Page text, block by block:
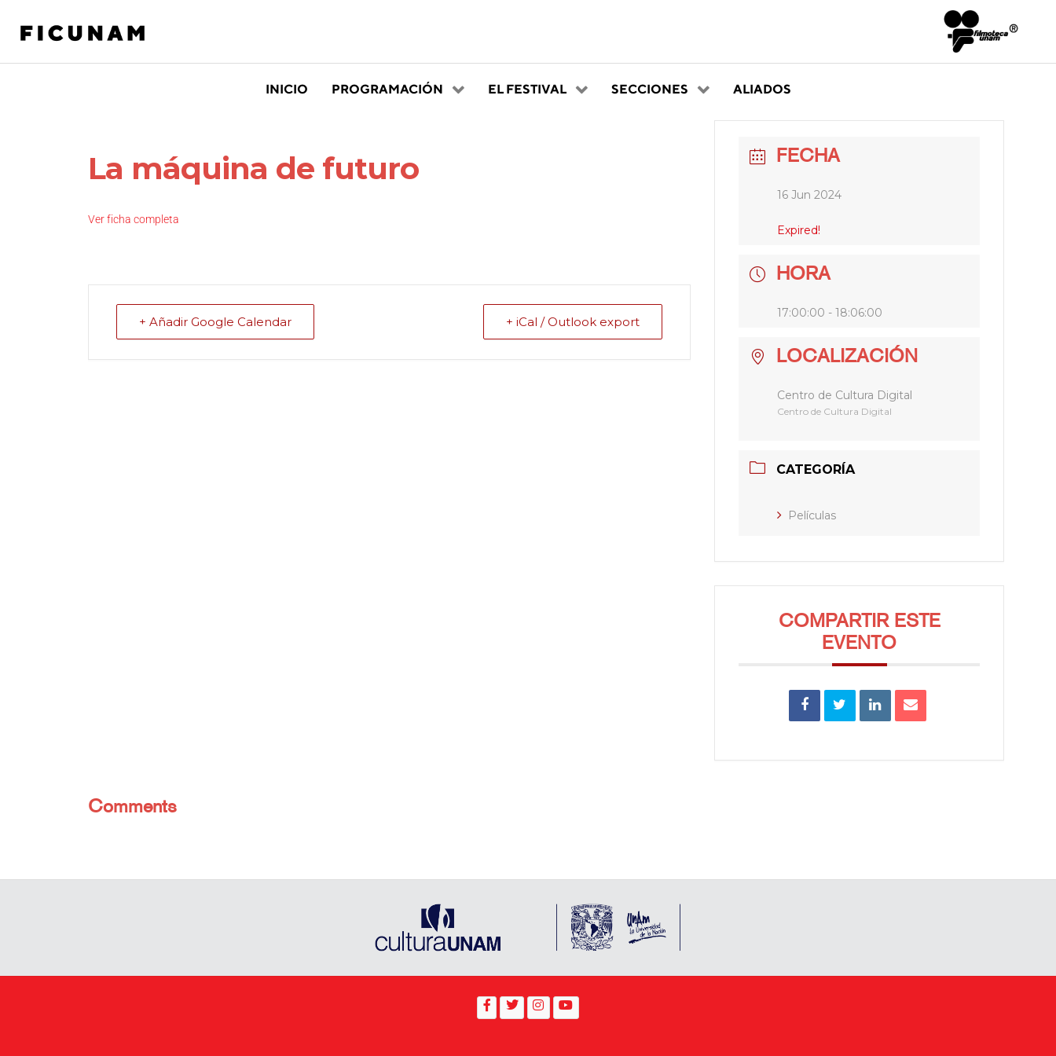
INICIO PROGRAMACIÓN EL FESTIVAL SECCIONES ALIADOS
La máquina de futuro
Ver ficha completa
+ Añadir Google Calendar + iCal / Outlook export
FECHA
16 Jun 2024
Expired!
HORA
17:00:00 - 18:06:00
LOCALIZACIÓN
Centro de Cultura Digital
Centro de Cultura Digital
CATEGORÍA
Películas
COMPARTIR ESTE
EVENTO
Comments